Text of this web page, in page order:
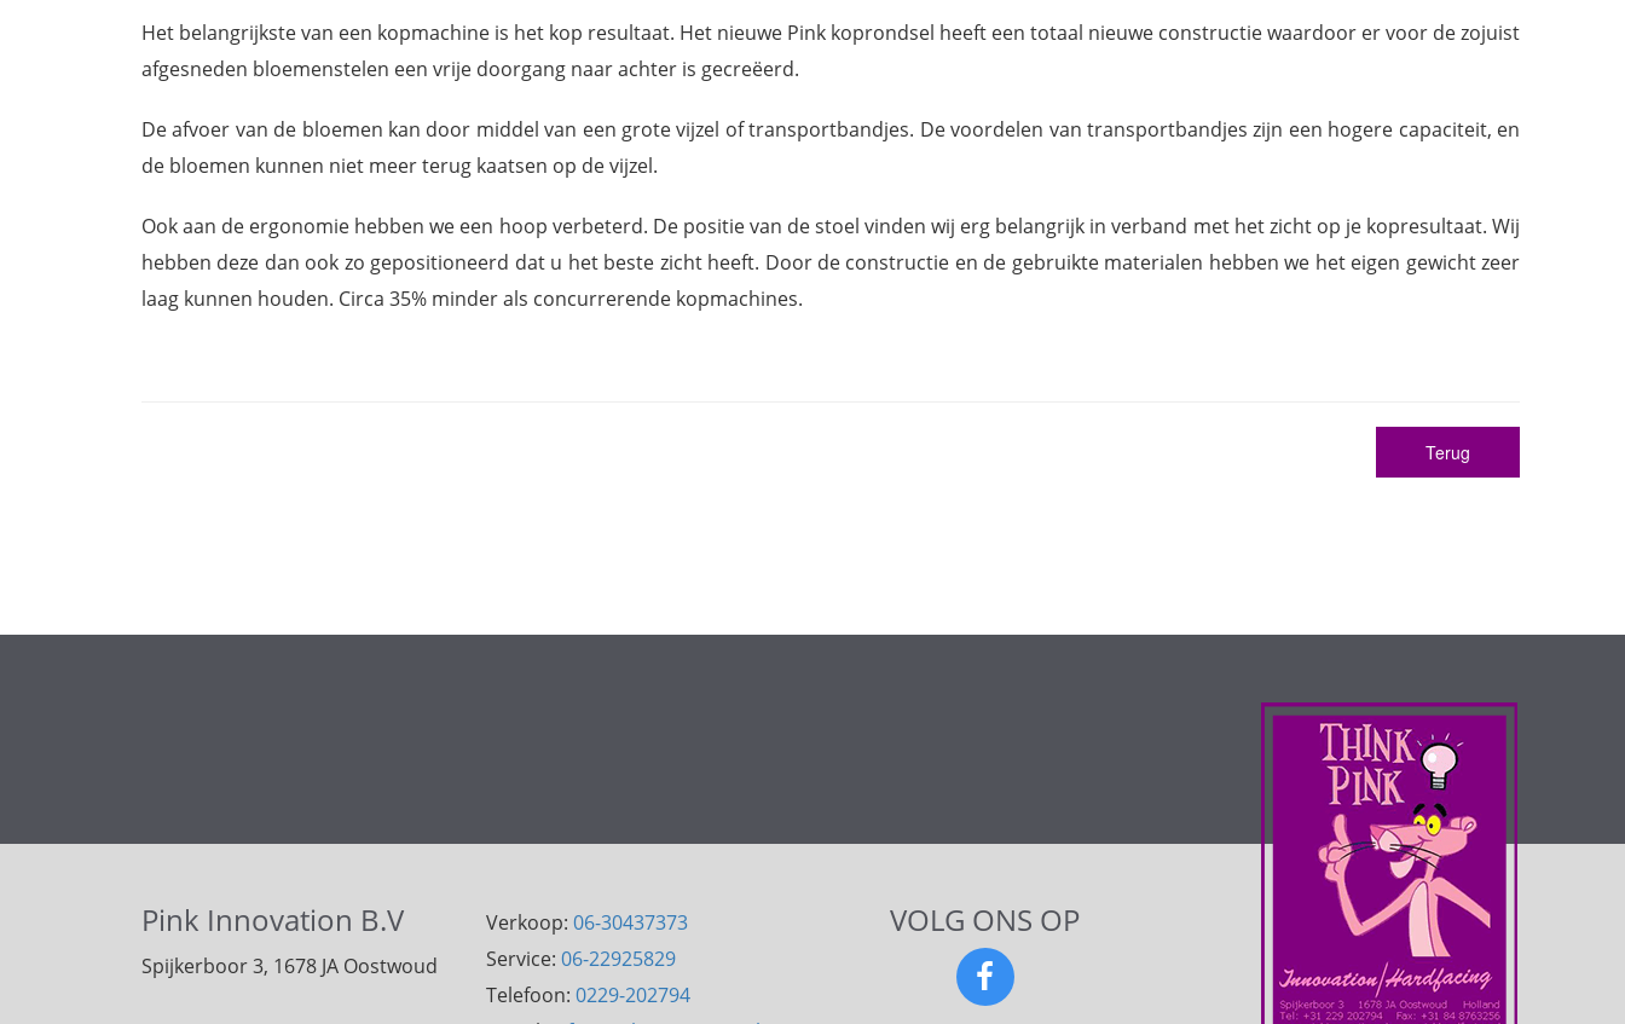
Het belangrijkste van een kopmachine is het kop resultaat. Het nieuwe Pink koprondsel heeft een totaal nieuwe constructie waardoor er voor de zojuist
afgesneden bloemenstelen een vrije doorgang naar achter is gecreëerd.
De afvoer van de bloemen kan door middel van een grote vijzel of transportbandjes. De voordelen van transportbandjes zijn een hogere capaciteit, en
de bloemen kunnen niet meer terug kaatsen op de vijzel.
Ook aan de ergonomie hebben we een hoop verbeterd. De positie van de stoel vinden wij erg belangrijk in verband met het zicht op je kopresultaat. Wij
hebben deze dan ook zo gepositioneerd dat u het beste zicht heeft. Door de constructie en de gebruikte materialen hebben we het eigen gewicht zeer
laag kunnen houden. Circa 35% minder als concurrerende kopmachines.
Terug
Pink Innovation B.V
Spijkerboor 3, 1678 JA Oostwoud
Verkoop: 06-30437373
Service: 06-22925829
Telefoon: 0229-202794
VOLG ONS OP